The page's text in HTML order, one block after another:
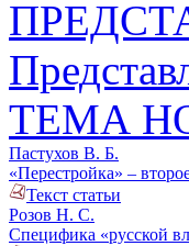
ТЕМА
Пастухов В. Б.
«Перестройка» –
Текст статьи
Розов Н. С.
Специфика «русской